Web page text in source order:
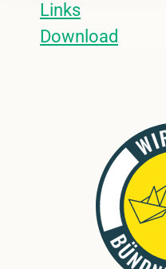
Links
Download